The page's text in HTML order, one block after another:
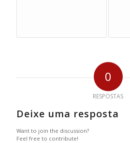
0
RESPOSTAS
Deixe uma resposta
Want to join the discussion?
Feel free to contribute!